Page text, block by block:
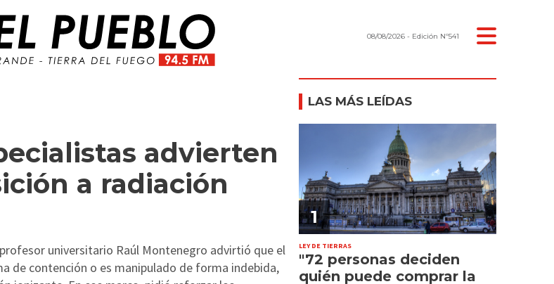
08/08/2026 - Edición Nº541
advierten
a radiación
universitario Raúl Montenegro advirtió que el
de contención o es manipulado de forma indebida,
LAS MÁS LEÍDAS
1
LEY DE TIERRAS
"72 personas deciden
quién puede comprar la